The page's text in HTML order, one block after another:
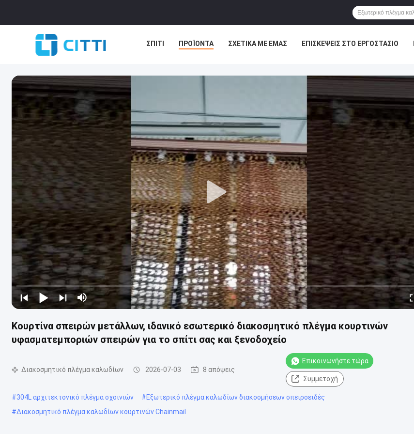
ΣΠΊΤΙ ΠΡΟΪΌΝΤΑ ΣΧΕΤΙΚΆ ΜΕ ΕΜΆΣ ΕΠΙΣΚΈΨΕΙΣ ΣΤΟ ΕΡΓΟΣΤΆΣΙΟ
Κουρτίνα σπειρών μετάλλων, ιδανικό εσωτερικό διακοσμητικό πλέγμα κουρτινών
υφασματεμποριών σπειρών για το σπίτι σας και ξενοδοχείο
Διακοσμητικό πλέγμα καλωδίων 2026-07-03 8 απόψεις
Επικοινωνήστε τώρα
Συμμετοχή
#304L αρχιτεκτονικό πλέγμα σχοινιών #Εξωτερικό πλέγμα καλωδίων διακοσμήσεων σπειροειδές
#Διακοσμητικό πλέγμα καλωδίων κουρτινών Chainmail